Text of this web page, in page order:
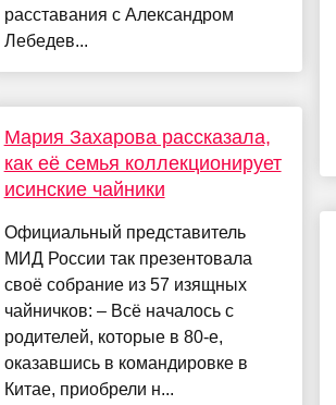
расставания с Александром
Лебедев...
Мария Захарова рассказала,
как её семья коллекционирует
исинские чайники
Официальный представитель
МИД России так презентовала
своё собрание из 57 изящных
чайничков: – Всё началось с
родителей, которые в 80-е,
оказавшись в командировке в
Китае, приобрели н...